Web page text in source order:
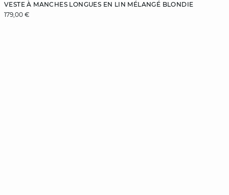
VESTE À MANCHES LONGUES EN LIN MÉLANGÉ BLONDIE
179,00 €